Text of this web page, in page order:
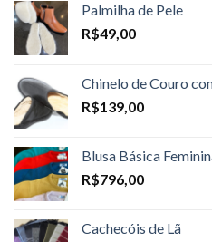
Palmilha de Pele
R$49,00
Chinelo de Couro
R$139,00
Blusa Básica
R$796,00
Cachecóis de Lã